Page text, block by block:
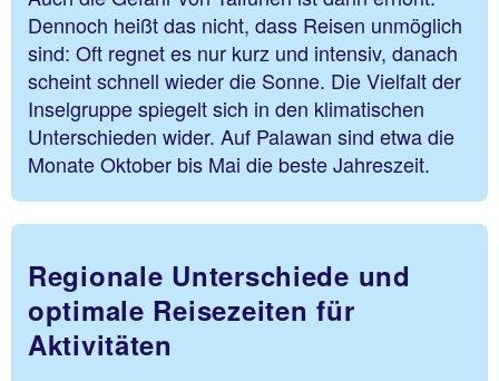
Dennoch heißt das nicht, dass Reisen unmöglich
sind: Oft regnet es nur kurz und intensiv, danach
scheint schnell wieder die Sonne. Die Vielfalt der
Inselgruppe spiegelt sich in den klimatischen
Unterschieden wider. Auf Palawan sind etwa die
Monate Oktober bis Mai die beste Jahreszeit.
Regionale Unterschiede und
optimale Reisezeiten für
Aktivitäten